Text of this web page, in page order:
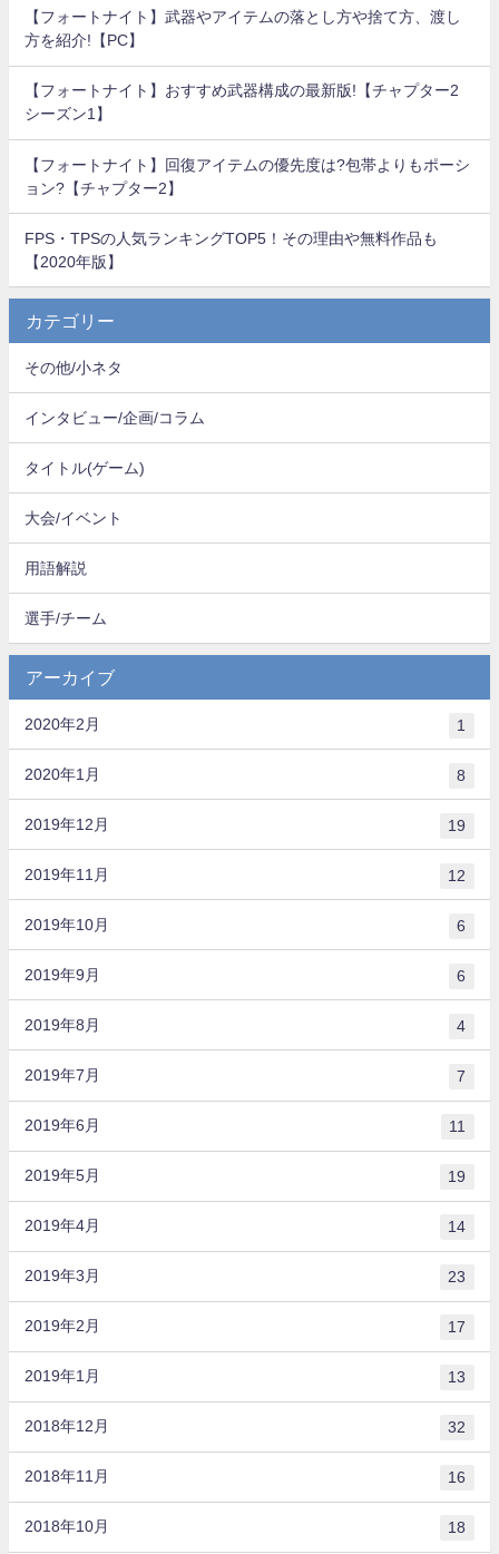
【フォートナイト】武器やアイテムの落とし方や捨て方、渡し
方を紹介!【PC】
【フォートナイト】おすすめ武器構成の最新版!【チャプター2
シーズン1】
【フォートナイト】回復アイテムの優先度は?包帯よりもポーシ
ョン?【チャプター2】
FPS・TPSの人気ランキングTOP5！その理由や無料作品も
【2020年版】
カテゴリー
その他/小ネタ
インタビュー/企画/コラム
タイトル(ゲーム)
大会/イベント
用語解説
選手/チーム
アーカイブ
2020年2月 1
2020年1月 8
2019年12月 19
2019年11月 12
2019年10月 6
2019年9月 6
2019年8月 4
2019年7月 7
2019年6月 11
2019年5月 19
2019年4月 14
2019年3月 23
2019年2月 17
2019年1月 13
2018年12月 32
2018年11月 16
2018年10月 18